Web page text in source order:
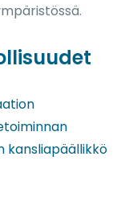
kansliapäällikkö